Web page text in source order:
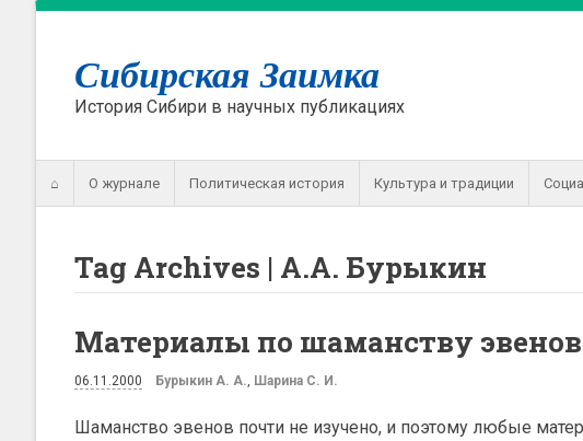
Сибирская Заимка
История Сибири в научных публикациях
⌂ О журнале Политическая история Культура и традиции
Tag Archives | А.А. Бурыкин
Материалы по шаманству
06.11.2000 Бурыкин А. А., Шарина С. И.
Шаманство эвенов почти не изучено, и поэтому любые